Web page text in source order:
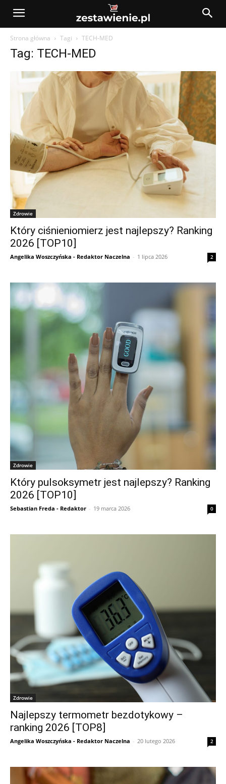
Strona główna Tagi TECH-MED
Tag: TECH-MED
Zdrowie
Który ciśnieniomierz jest najlepszy? Ranking
2026 [TOP10]
Angelika Woszczyńska - Redaktor Naczelna - 1 lipca 2026 2
Zdrowie
Który pulsoksymetr jest najlepszy? Ranking
2026 [TOP10]
Sebastian Freda - Redaktor - 19 marca 2026 0
Zdrowie
Najlepszy termometr bezdotykowy –
ranking 2026 [TOP8]
Angelika Woszczyńska - Redaktor Naczelna - 20 lutego 2026 2